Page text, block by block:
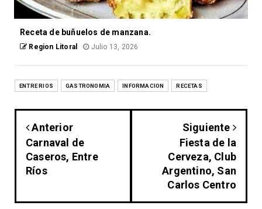
Receta de buñuelos de manzana.
Region Litoral Julio 13, 2026
ENTRE RIOS GASTRONOMIA INFORMACION RECETAS
Anterior
Carnaval de
Caseros, Entre
Ríos
Siguiente
Fiesta de la
Cerveza, Club
Argentino, San
Carlos Centro